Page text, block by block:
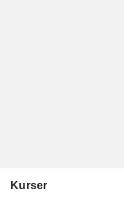
Kurser